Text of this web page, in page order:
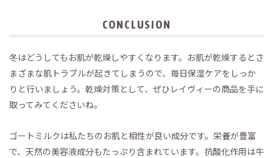
CONCLUSION
冬はどうしてもお肌が乾燥しやすくなります。お肌が乾燥するとさ
まざまな肌トラブルが起きてしまうので、毎日保湿ケアをしっか
りと行いましょう。乾燥対策として、ぜひレイヴィーの商品を手に
取ってみてくださいね。
ゴートミルクは私たちのお肌と相性が良い成分です。栄養が豊富
で、天然の美容液成分もたっぷり含まれています。抗酸化作用は牛